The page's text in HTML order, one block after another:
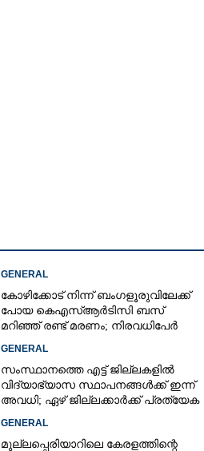
GENERAL
കോഴിക്കോട് നിന്ന് ബംഗളൂരുവിലേക്ക്
പോയ കെഎസ്‌ആർടിസി ബസ്
മറിഞ്ഞ് രണ്ട് മരണം; നിരവധിപേർ
GENERAL
സംസ്ഥാനത്തെ എട്ട് ജില്ലകളിൽ
വിദ്യാഭ്യാസ സ്ഥാപനങ്ങൾക്ക് ഇന്ന്
അവധി; ഏഴ് ജില്ലക്കാർക്ക് പ്രത്യേക
GENERAL
മുല്ലപ്പെരിയാറിലെ കേരളത്തിന്റെ